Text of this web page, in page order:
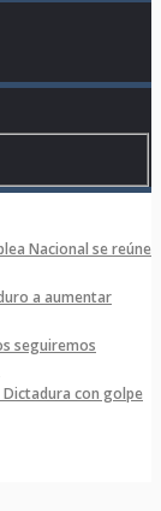
Nacional se reúne
a aumentar
seguiremos
Dictadura con golpe